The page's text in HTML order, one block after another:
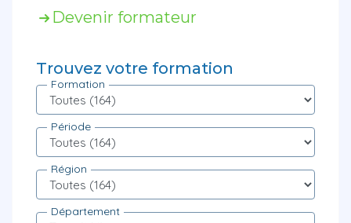
Devenir formateur
Trouvez votre formation
Formation
Période
Région
Département